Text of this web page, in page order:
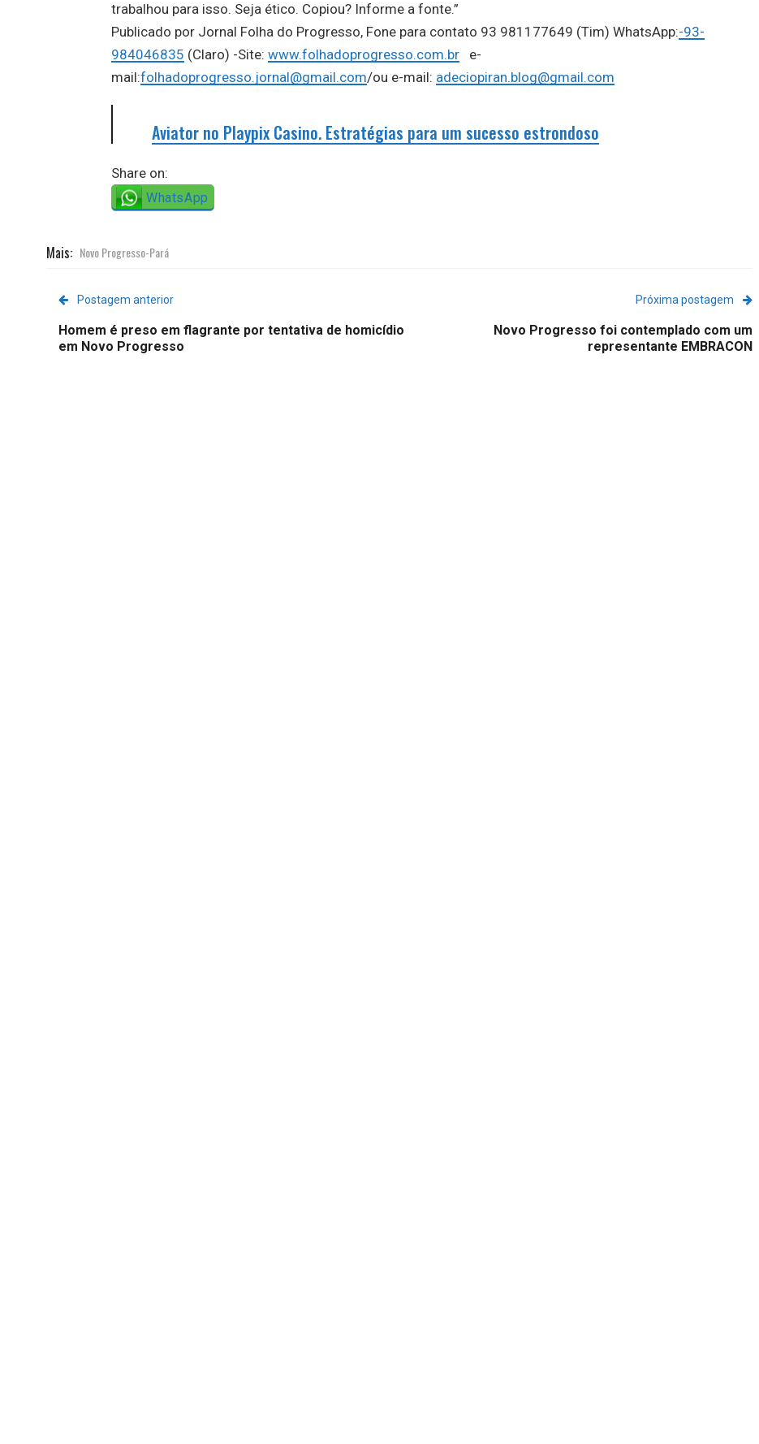
trabalhou para isso. Seja ético. Copiou? Informe a fonte.”
Publicado por Jornal Folha do Progresso, Fone para contato 93 981177649 (Tim) WhatsApp:-93-
984046835 (Claro) -Site: www.folhadoprogresso.com.br e-
mail:folhadoprogresso.jornal@gmail.com/ou e-mail: adeciopiran.blog@gmail.com
Aviator no Playpix Casino. Estratégias para um sucesso estrondoso
Share on:
WhatsApp
Mais: Novo Progresso-Pará
Postagem anterior
Homem é preso em flagrante por tentativa de homicídio
em Novo Progresso
Próxima postagem
Novo Progresso foi contemplado com um
representante EMBRACON